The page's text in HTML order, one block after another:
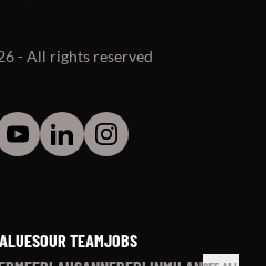
- All rights reserved
OUR TEAMJOBS